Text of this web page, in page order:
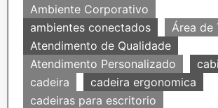
Ambiente Corporativo
ambientes conectados
Área de
Atendimento de Qualidade
Atendimento Personalizado
cadeira
cadeira ergonomica
cadeiras para escritorio